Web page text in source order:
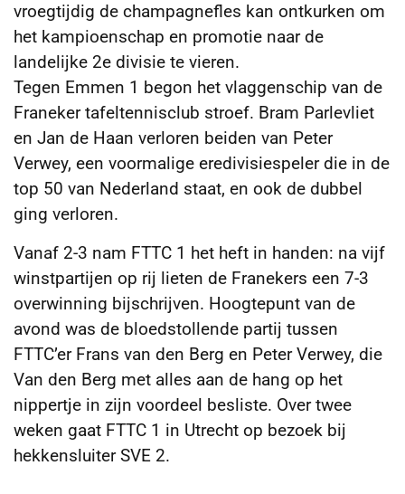
vroegtijdig de champagnefles kan ontkurken om
het kampioenschap en promotie naar de
landelijke 2e divisie te vieren.
Tegen Emmen 1 begon het vlaggenschip van de
Franeker tafeltennisclub stroef. Bram Parlevliet
en Jan de Haan verloren beiden van Peter
Verwey, een voormalige eredivisiespeler die in de
top 50 van Nederland staat, en ook de dubbel
ging verloren.
Vanaf 2-3 nam FTTC 1 het heft in handen: na vijf
winstpartijen op rij lieten de Franekers een 7-3
overwinning bijschrijven. Hoogtepunt van de
avond was de bloedstollende partij tussen
FTTC’er Frans van den Berg en Peter Verwey, die
Van den Berg met alles aan de hang op het
nippertje in zijn voordeel besliste. Over twee
weken gaat FTTC 1 in Utrecht op bezoek bij
hekkensluiter SVE 2.